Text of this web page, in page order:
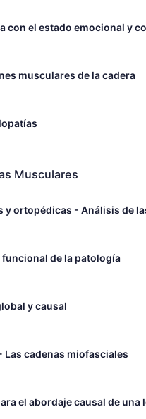
con el estado emocional y
musculares de la cadera
Musculares
ortopédicas - Análisis de
de la patología
y causal
Las cadenas miofasciales
el abordaje causal de una